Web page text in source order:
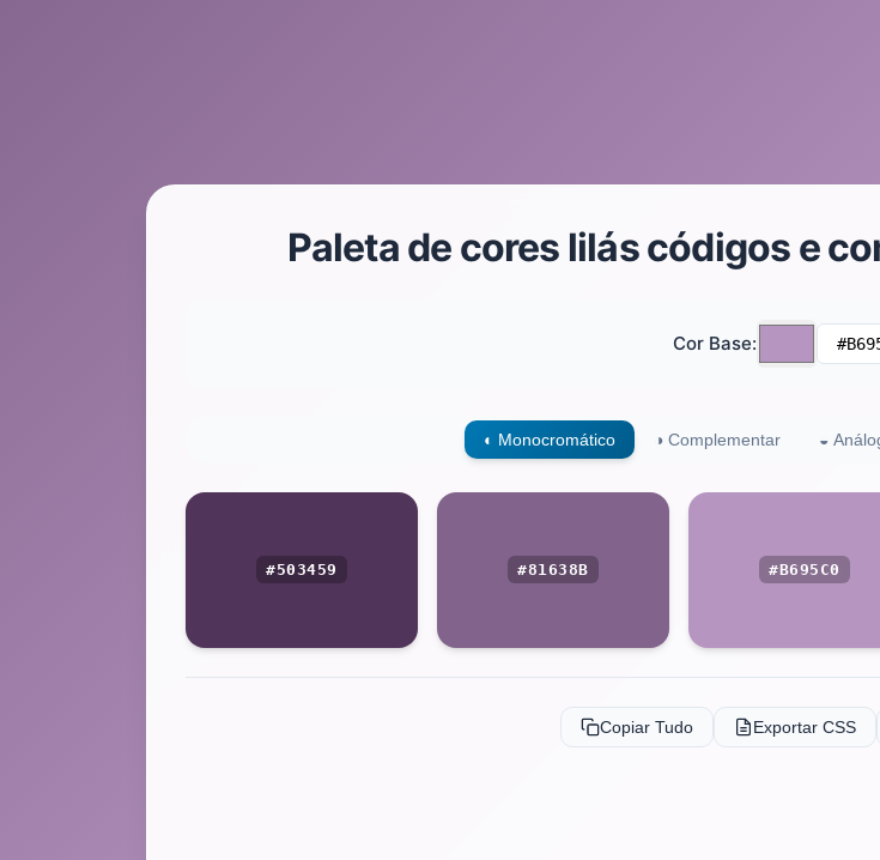
Paleta de cores lilás códigos e
Cor Base:
◐ Monocromático ◑ Complementar ◒
#503459 #81638B #B695C0
Copiar Tudo Exportar CSS